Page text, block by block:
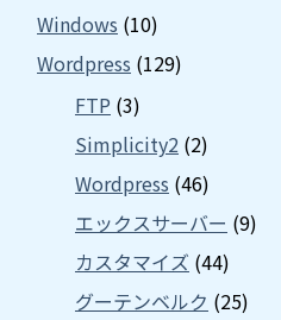
Windows (10)
Wordpress (129)
FTP (3)
Simplicity2 (2)
Wordpress (46)
エックスサーバー (9)
カスタマイズ (44)
グーテンベルク (25)